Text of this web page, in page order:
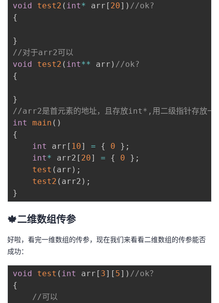
void
test2 ( int* arr [ 20] ) //ok?
{
}
//对于arr2可以
void
test2 ( int** arr ) //ok?
{
}
//arr2是首元素的地址，且存放int*,用二级指针存放一
int
main ( )
{
int
arr [ 10] = { 0 } ;
int* arr2 [ 20] = { 0 } ;
test ( arr ) ;
test2 ( arr2 ) ;
}
🍁二维数组传参
好啦，看完一维数组的传参，现在我们来看看二维数组的传参能否
成功：
void test ( int arr [ 3] [ 5] ) //ok？
{
//可以